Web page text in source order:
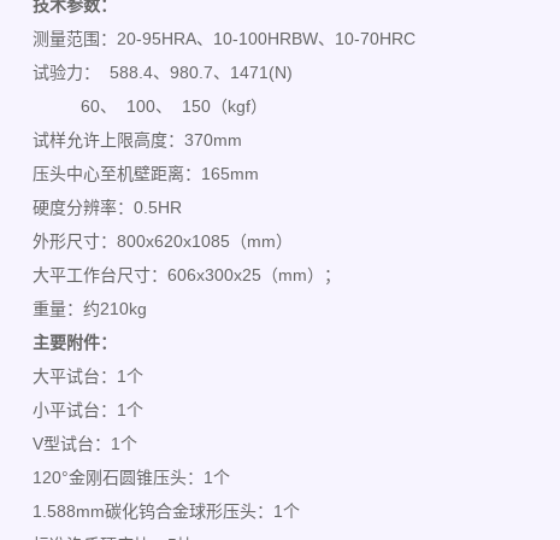
技术参数：
测量范围：20-95HRA、10-100HRBW、10-70HRC
试验力： 588.4、980.7、1471(N)
60、 100、 150（kgf）
试样允许上限高度：370mm
压头中心至机壁距离：165mm
硬度分辨率：0.5HR
外形尺寸：800x620x1085（mm）
大平工作台尺寸：606x300x25（mm）；
重量：约210kg
主要附件：
大平试台：1个
小平试台：1个
V型试台：1个
120°金刚石圆锥压头：1个
1.588mm碳化钨合金球形压头：1个